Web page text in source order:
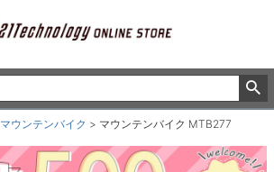
マウンテンバイク マウンテンバイク MTB277